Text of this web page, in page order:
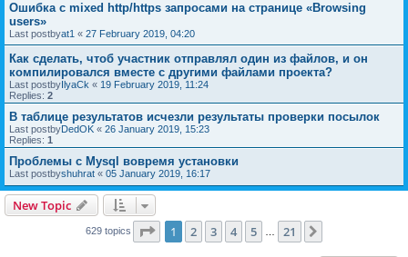
Ошибка с mixed http/https запросами на странице «Browsing
users»
Last postbyat1 « 27 February 2019, 04:20
Как сделать, чтоб участник отправлял один из файлов, и он
компилировался вместе с другими файлами проекта?
Last postbyIlyaCk « 19 February 2019, 11:24
Replies: 2
В таблице результатов исчезли результаты проверки посылок
Last postbyDedOK « 26 January 2019, 15:23
Replies: 1
Проблемы с Mysql вовремя установки
Last postbyshuhrat « 05 January 2019, 16:17
New Topic
629 topics Page 1of 21
1 2 3 4 5 21